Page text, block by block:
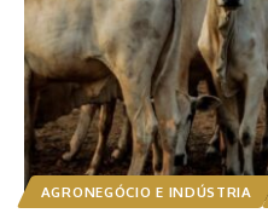
AGRONEGÓCIO E INDÚSTRIA